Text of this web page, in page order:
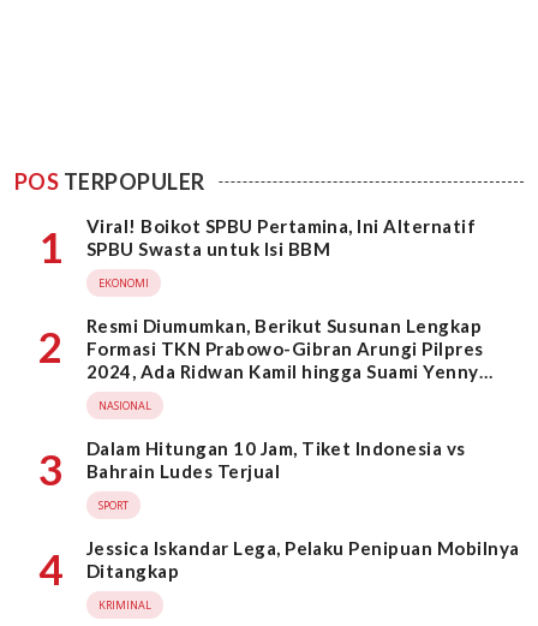
POS TERPOPULER
1
Viral! Boikot SPBU Pertamina, Ini Alternatif
SPBU Swasta untuk Isi BBM
EKONOMI
2
Resmi Diumumkan, Berikut Susunan Lengkap
Formasi TKN Prabowo-Gibran Arungi Pilpres
2024, Ada Ridwan Kamil hingga Suami Yenny
Wahid
NASIONAL
3
Dalam Hitungan 10 Jam, Tiket Indonesia vs
Bahrain Ludes Terjual
SPORT
4
Jessica Iskandar Lega, Pelaku Penipuan Mobilnya
Ditangkap
KRIMINAL